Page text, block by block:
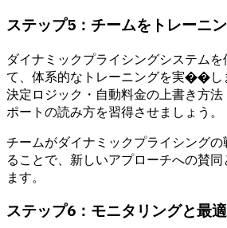
ステップ5：チームをトレーニ
ダイナミックプライシングシステム
て、体系的なトレーニングを実��し
決定ロジック・自動料金の上書き方
ポートの読み方を習得させましょう。
チームがダイナミックプライシング
ることで、新しいアプローチへの賛
ます。
ステップ6：モニタリングと最